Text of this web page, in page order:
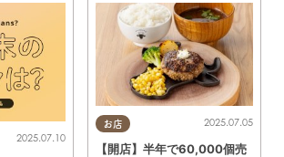
2025.07.10
お店 2025.07.05
【開店】半年で60,000個売